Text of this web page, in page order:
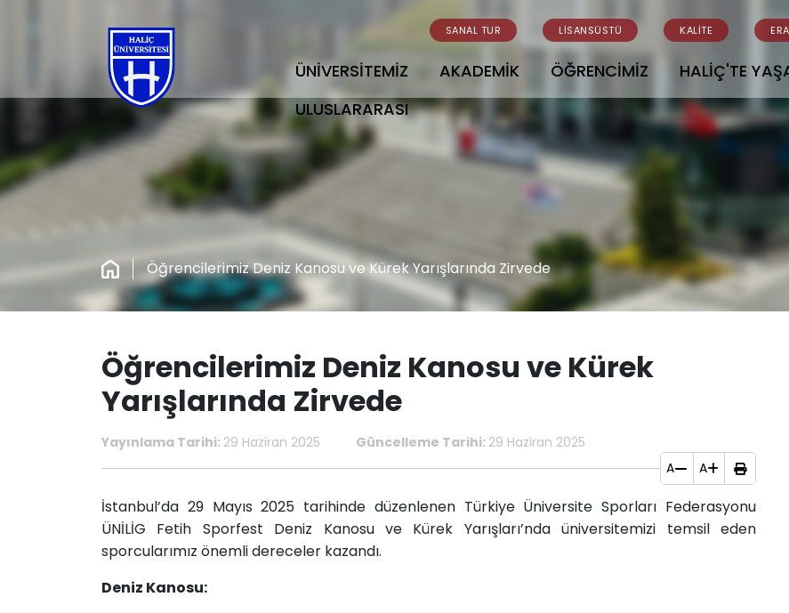
SANAL TUR LİSANSÜSTÜ KALİTE
ÜNİVERSİTEMİZ AKADEMİK ÖĞRENCİMİZ HALİÇ'TE
ULUSLARARASI
Öğrencilerimiz Deniz Kanosu ve Kürek Yarışlarında Zirvede
Öğrencilerimiz Deniz Kanosu ve Kürek
Yarışlarında Zirvede
Yayınlama Tarihi: 29 Haziran 2025 Güncelleme Tarihi: 29 Haziran 2025
A
A
İstanbul’da 29 Mayıs 2025 tarihinde düzenlenen Türkiye Üniversite Sporları Federasyonu
ÜNİLİG Fetih Sporfest Deniz Kanosu ve Kürek Yarışları’nda üniversitemizi temsil eden
sporcularımız önemli dereceler kazandı.
Deniz Kanosu: